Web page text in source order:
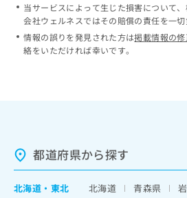
当サービスによって生じた損害について
会社ウェルネスではその賠償の責任を一切
情報の誤りを発見された方は掲載情報の
絡をいただければ幸いです。
都道府県から探す
北海道 ・ 東北 北海道 青森県